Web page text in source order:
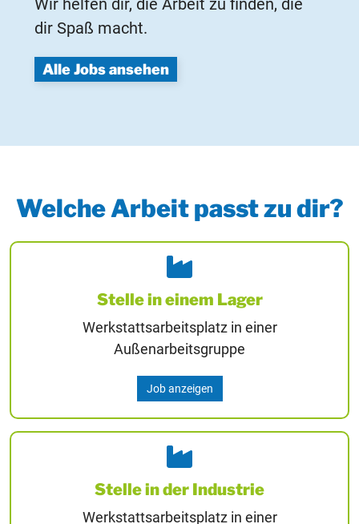
Wir helfen dir, die Arbeit zu finden, die
dir Spaß macht.
Alle Jobs ansehen
Welche Arbeit passt zu dir?
Stelle in einem Lager
Werkstattsarbeitsplatz in einer
Außenarbeitsgruppe
Job anzeigen
Stelle in der Industrie
Werkstattsarbeitsplatz in einer